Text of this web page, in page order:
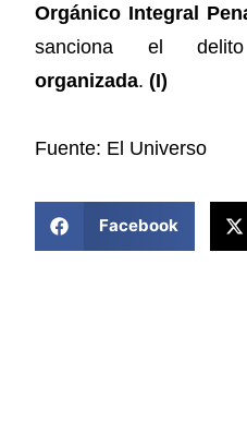
Orgánico Integral
sanciona el
organizada.(I)
Fuente: El Universo
Facebook